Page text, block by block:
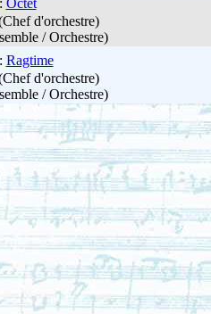
Octet
d'orchestre)
/ Orchestre)
Ragtime
d'orchestre)
/ Orchestre)